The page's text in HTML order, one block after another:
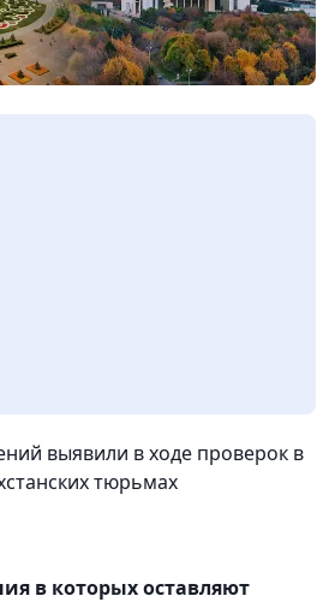
выявили в ходе проверок в
тюрьмах
в которых оставляют